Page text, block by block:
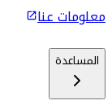
معلومات عنا
المساعدة